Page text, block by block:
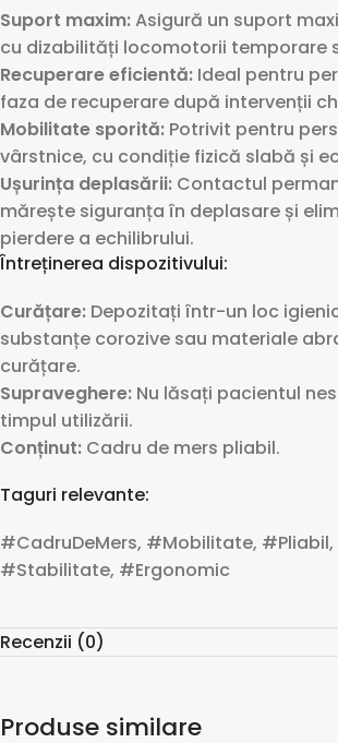
Suport maxim:Asigură un suport
cu dizabilități locomotorii temporare
Recuperare eficientă: Ideal pentru
faza de recuperare după intervenții
Mobilitate sporită: Potrivit pentru
vârstnice, cu condiție fizică slabă și
Ușurința deplasării: Contactul
mărește siguranța în deplasare și
pierdere a echilibrului.
Întreținerea dispozitivului:
Curățare: Depozitați într-un loc
substanțe corozive sau materiale
curățare.
Supraveghere: Nu lăsați pacientul
timpul utilizării.
Conținut: Cadru de mers pliabil.
Taguri relevante:
#CadruDeMers, #Mobilitate,
#Stabilitate, #Ergonomic
Recenzii (0)
Produse similare